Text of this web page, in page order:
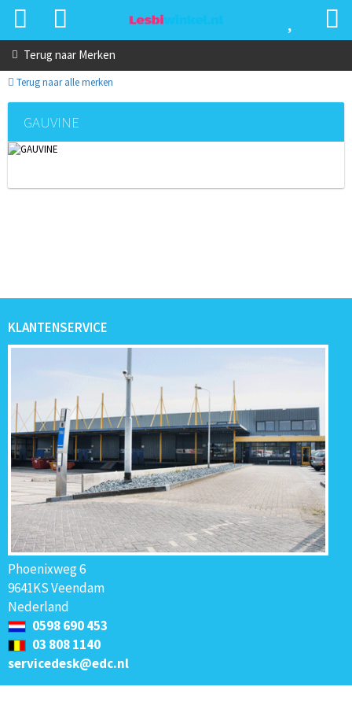
Terug naar Merken
Terug naar alle merken
GAUVINE
KLANTENSERVICE
Phoenixweg 6
9641KS Veendam
Nederland
0598 690 453
03 808 1140
servicedesk@edc.nl